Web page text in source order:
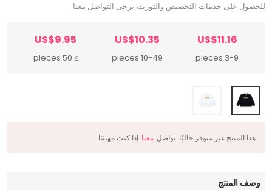
للحصول على خدمات التخصيص والتوريد، يرجى التواصل معنا
US$11.16
3-9 pieces
US$10.35
10-49 pieces
US$9.95
≥ 50 pieces
هذا المنتج غير متوفر حاليًا. تواصل معنا إذا كنت مهتمًا.
وصف المنتج